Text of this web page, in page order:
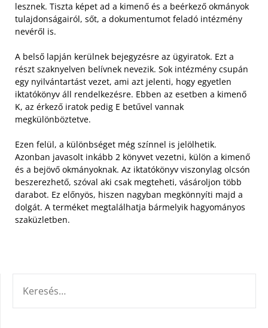
lesznek. Tiszta képet ad a kimenő és a beérkező okmányok
tulajdonságairól, sőt, a dokumentumot feladó intézmény
nevéről is.
A belső lapján kerülnek bejegyzésre az ügyiratok. Ezt a
részt szaknyelven belívnek nevezik. Sok intézmény csupán
egy nyilvántartást vezet, ami azt jelenti, hogy egyetlen
iktatókönyv áll rendelkezésre. Ebben az esetben a kimenő
K, az érkező iratok pedig E betűvel vannak
megkülönböztetve.
Ezen felül, a különbséget még színnel is jelölhetik.
Azonban javasolt inkább 2 könyvet vezetni, külön a kimenő
és a bejövő okmányoknak. Az iktatókönyv viszonylag olcsón
beszerezhető, szóval aki csak megteheti, vásároljon több
darabot. Ez előnyös, hiszen nagyban megkönnyíti majd a
dolgát. A terméket megtalálhatja bármelyik hagyományos
szaküzletben.